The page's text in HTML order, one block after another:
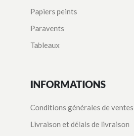
Papiers peints
Paravents
Tableaux
INFORMATIONS
Conditions générales de ventes
Livraison et délais de livraison